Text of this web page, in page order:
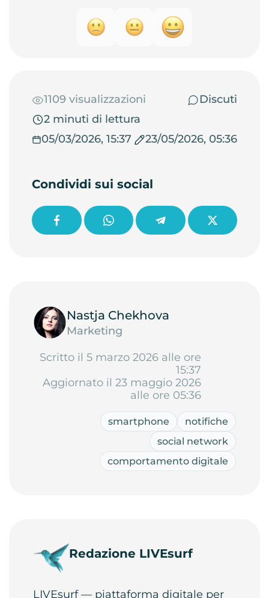
1109 visualizzazioni
Discuti
2 minuti di lettura
05/03/2026, 15:37
23/05/2026, 05:36
Condividi sui social
Nastja Chekhova
Marketing
Scritto il 5 marzo 2026 alle ore
15:37
Aggiornato il 23 maggio 2026
alle ore 05:36
smartphone
notifiche
social network
comportamento digitale
Redazione LIVEsurf
LIVEsurf — piattaforma digitale per